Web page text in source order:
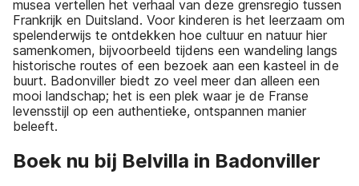
musea vertellen het verhaal van deze grensregio tussen
Frankrijk en Duitsland. Voor kinderen is het leerzaam om
spelenderwijs te ontdekken hoe cultuur en natuur hier
samenkomen, bijvoorbeeld tijdens een wandeling langs
historische routes of een bezoek aan een kasteel in de
buurt. Badonviller biedt zo veel meer dan alleen een
mooi landschap; het is een plek waar je de Franse
levensstijl op een authentieke, ontspannen manier
beleeft.
Boek nu bij Belvilla in Badonviller